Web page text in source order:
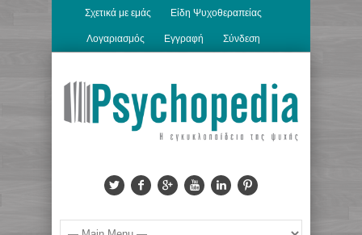
Σχετικά με εμάς Είδη Ψυχοθεραπείας
Λογαριασμός Εγγραφή Σύνδεση